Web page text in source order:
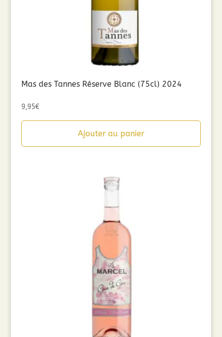
Mas des Tannes Réserve Blanc (75cl) 2024
9,95€
Ajouter au panier